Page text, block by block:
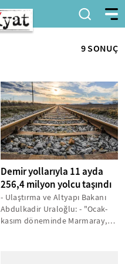
9 SONUÇ
Demir yollarıyla 11 ayda
256,4 milyon yolcu taşındı
- Ulaştırma ve Altyapı Bakanı
Abdulkadir Uraloğlu: - "Ocak-
kasım döneminde Marmaray,